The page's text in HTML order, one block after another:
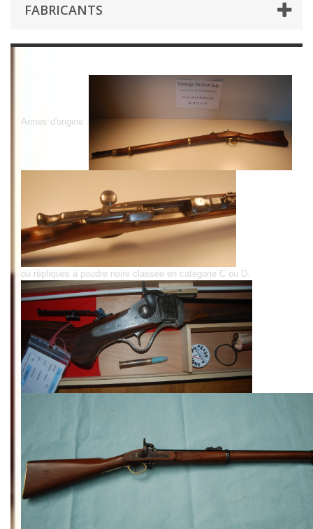
FABRICANTS
Armes d'origine :
ou répliques à poudre noire classée en catégorie C ou D.